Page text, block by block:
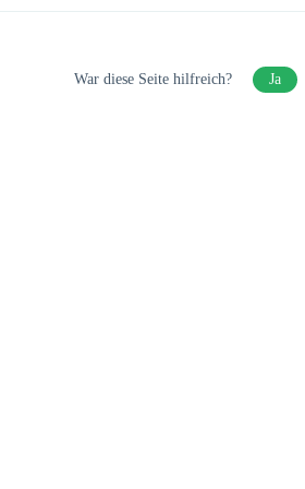
War diese Seite hilfreich? Ja